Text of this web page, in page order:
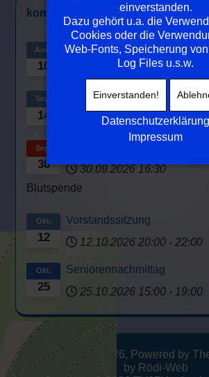
kommende Events
10
Aug.
Vorstandssitzung
10.08.2026 20:00 - 22:00
14
Sep.
Vorstandssitzung
14.09.2026 20:00 - 22:00
30
Sep.
DRK: Blutspende
30.09.2026 16:30
Blutspende
12
Okt.
Vorstandssitzung
12.10.2026 20:00 - 22:00
25
Okt.
Seniorennachmittag
25.10.2026 15:00 - 19:00
© TV07Heubach 2026, Powered by
by Rödi-Web
einverstanden.
Dazu gehört u.a. die
Cookies oder die
Web-Fonts, Speicherung
Log Files u.s.w.
Einverstanden!
Datenschutzerklärung
Impressum